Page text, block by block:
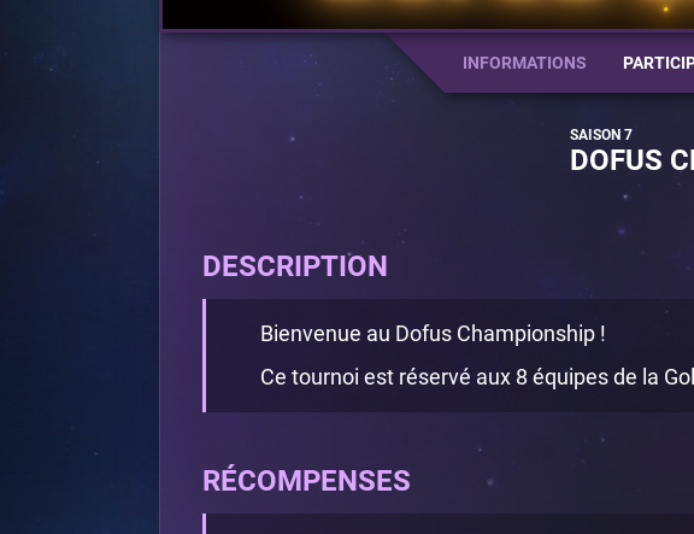
INFORMATIONS
DOFUS
DESCRIPTION
Bienvenue au Dofus Championship !
Ce tournoi est réservé aux 8 équipes de la
RÉCOMPENSES